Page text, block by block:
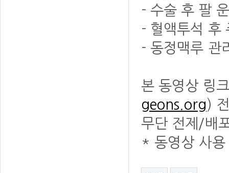
- 수술 후 팔
- 혈액투석 후
- 동정맥루 관
본 동영상 링
geons.org)
무단 전제/배
* 동영상 사